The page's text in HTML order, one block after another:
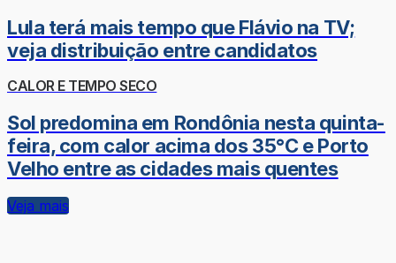
Lula terá mais tempo que Flávio na TV;
veja distribuição entre candidatos
CALOR E TEMPO SECO
Sol predomina em Rondônia nesta quinta-
feira, com calor acima dos 35°C e Porto
Velho entre as cidades mais quentes
Veja mais